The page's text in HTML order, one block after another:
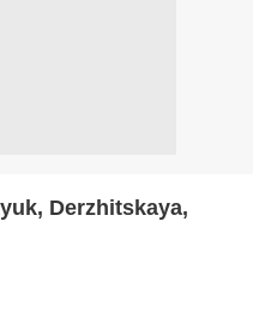
Derzhitskaya,